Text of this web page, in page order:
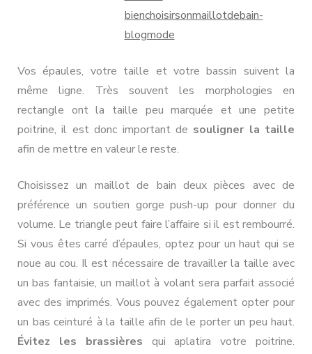
Vos épaules, votre taille et votre bassin suivent la
même ligne. Très souvent les morphologies en
rectangle ont la taille peu marquée et une petite
poitrine, il est donc important de souligner la taille
afin de mettre en valeur le reste.
Choisissez un maillot de bain deux pièces avec de
préférence un soutien gorge push-up pour donner du
volume. Le triangle peut faire l’affaire si il est rembourré.
Si vous êtes carré d’épaules, optez pour un haut qui se
noue au cou. Il est nécessaire de travailler la taille avec
un bas fantaisie, un maillot à volant sera parfait associé
avec des imprimés. Vous pouvez également opter pour
un bas ceinturé à la taille afin de le porter un peu haut.
Évitez les brassières qui aplatira votre poitrine.